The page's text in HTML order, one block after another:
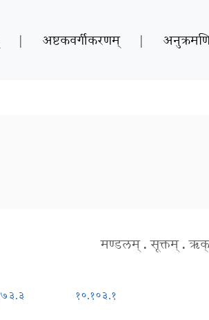
| अष्टकवर्गीकरणम् |
मण्डलम् . सूक्तम् . ऋक्
१०.१०३.१